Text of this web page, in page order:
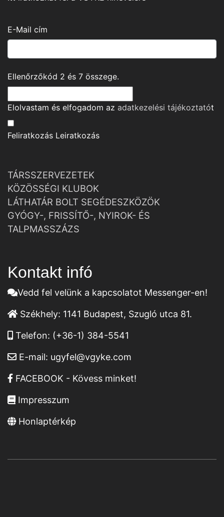
E-Mail cím
Ellenőrzőkód 2 és 7 összege.
Elolvastam és elfogadom az adatkezelési tájékoztatót
Feliratkozás Leiratkozás
TÁRSSZERVEZETEK
KÖZÖSSÉGI KLUBOK
LÁTHATÁR BOLT SEGÉDESZKÖZÖK
GYÓGY-, FRISSÍTŐ-, NYIROK- ÉS
TALPMASSZÁZS
Kontakt infó
Vedd fel velünk a kapcsolatot Messenger-en!
Székhely: 1141 Budapest, Szugló utca 81.
Telefon: (+36-1) 384-5541
E-mail: ugyfel@vgyke.com
FACEBOOK - Kövess minket!
Impresszum
Honlaptérkép